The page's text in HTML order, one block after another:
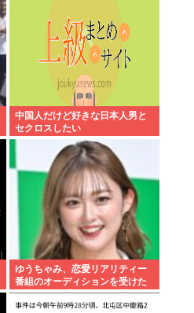
中国人だけど好きな日本人男と
セクロスしたい
ゆうちゃみ、恋愛リアリティー
番組のオーディションを受けた
過去を激白「10回くらい落ちて
るんです」